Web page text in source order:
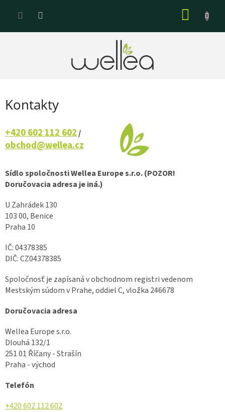
Kontakty
+420 602 112 602/
obchod@wellea.cz
Sídlo spoločnosti Wellea Europe s.r.o. (POZOR!
Doručovacia adresa je iná.)
U Zahrádek 130
103 00, Benice
Praha 10
IČ: 04378385
DIČ: CZ04378385
Spoločnosť je zapísaná v obchodnom registri vedenom
Mestským súdom v Prahe, oddiel C, vložka 246678
Doručovacia adresa
Wellea Europe s.r.o.
Dlouhá 132/1
251 01 Říčany - Strašín
Praha - východ
Telefón
+420 602 112 602